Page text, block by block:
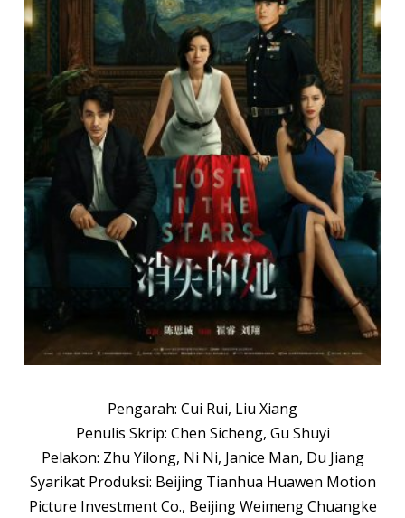
Pengarah: Cui Rui, Liu Xiang
Penulis Skrip: Chen Sicheng, Gu Shuyi
Pelakon: Zhu Yilong, Ni Ni, Janice Man, Du Jiang
Syarikat Produksi: Beijing Tianhua Huawen Motion
Picture Investment Co., Beijing Weimeng Chuangke